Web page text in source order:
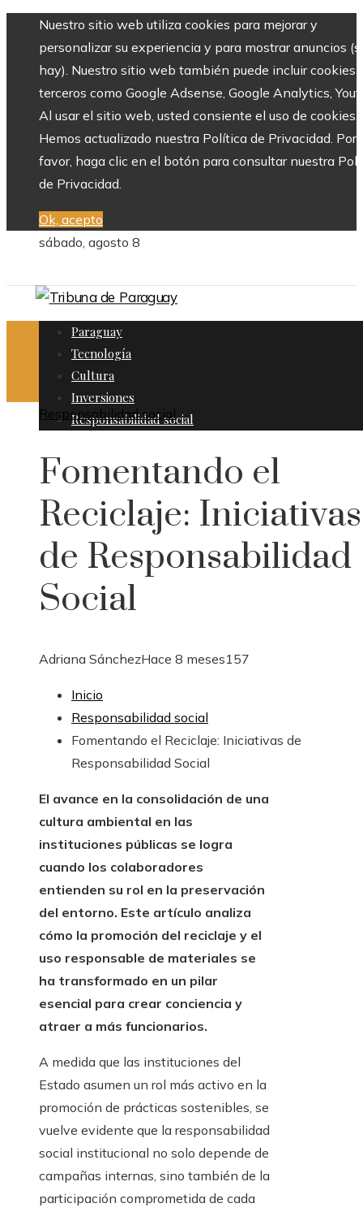
Nuestro sitio web utiliza cookies para mejorar y
personalizar su experiencia y para mostrar anuncios
hay). Nuestro sitio web también puede incluir cookies
terceros como Google Adsense, Google Analytics,
Al usar el sitio web, usted consiente el uso de cookies.
Hemos actualizado nuestra Política de Privacidad. Por
favor, haga clic en el botón para consultar nuestra
de Privacidad.
Ok, acepto
sábado, agosto 8
Paraguay
Tecnología
Cultura
Inversiones
Responsabilidad social
Responsabilidad social
Fomentando el
Reciclaje: Iniciativas
de Responsabilidad
Social
Adriana SánchezHace 8 meses157
Inicio
Responsabilidad social
Fomentando el Reciclaje: Iniciativas de
Responsabilidad Social
El avance en la consolidación de una
cultura ambiental en las
instituciones públicas se logra
cuando los colaboradores
entienden su rol en la preservación
del entorno. Este artículo analiza
cómo la promoción del reciclaje y el
uso responsable de materiales se
ha transformado en un pilar
esencial para crear conciencia y
atraer a más funcionarios.
A medida que las instituciones del
Estado asumen un rol más activo en la
promoción de prácticas sostenibles, se
vuelve evidente que la responsabilidad
social institucional no solo depende de
campañas internas, sino también de la
participación comprometida de cada